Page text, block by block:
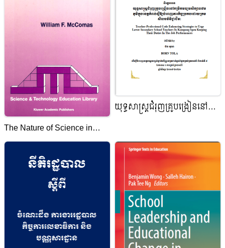
The Nature of Science in
Science Education
Rationales and Strategies
យុទ្ធសាស្រ្តជំរុញគ្រូបង្រៀននៅ
ប្រកបដោយក្រមសិលធម៌វិជ្ជាជីវៈ